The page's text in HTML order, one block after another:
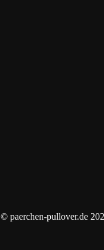
© paerchen-pullover.de